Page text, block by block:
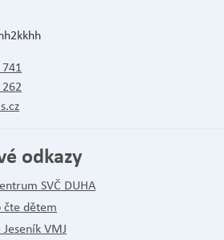
odkazy
SVČ DUHA
čte dětem
VMJ